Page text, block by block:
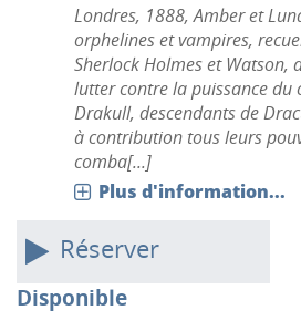
Londres, 1888, Amber et
orphelines et vampires,
Sherlock Holmes et Watson,
lutter contre la puissance du
Drakull, descendants de
à contribution tous leurs
comba[...]
Plus d'information...
Réserver
Disponible